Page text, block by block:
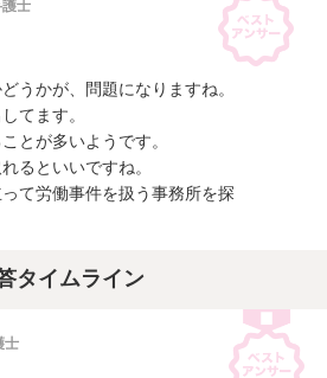
士
うかが、問題になりますね。
てます。
とが多いようです。
るといいですね。
て労働事件を扱う事務所を探
タイムライン
士